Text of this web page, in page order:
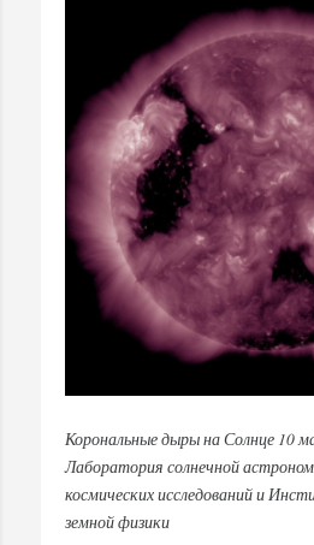
Корональные дыры на Солнце 10
Лаборатория солнечной
космических исследований и
земной физики